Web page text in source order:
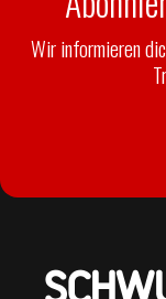
Wir informieren